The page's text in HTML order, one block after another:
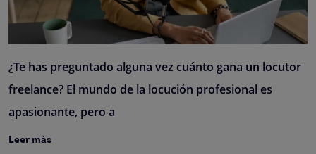
¿Te has preguntado alguna vez cuánto gana un locutor
freelance? El mundo de la locución profesional es
apasionante, pero a
Leer más